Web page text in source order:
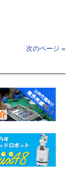
次のページ »